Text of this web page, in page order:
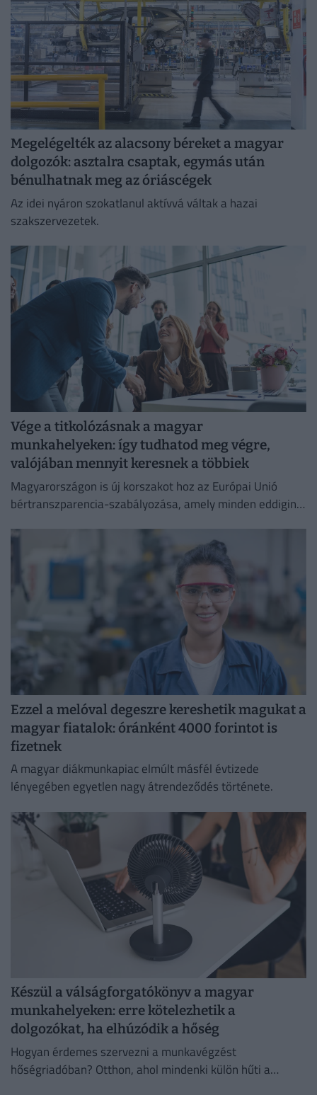
Megelégelték az alacsony béreket a magyar
dolgozók: asztalra csaptak, egymás után
bénulhatnak meg az óriáscégek
Az idei nyáron szokatlanul aktívvá váltak a hazai
szakszervezetek.
Vége a titkolózásnak a magyar
munkahelyeken: így tudhatod meg végre,
valójában mennyit keresnek a többiek
Magyarországon is új korszakot hoz az Európai Unió
bértranszparencia-szabályozása, amely minden eddiginél
Ezzel a melóval degeszre kereshetik magukat a
magyar fiatalok: óránként 4000 forintot is
fizetnek
A magyar diákmunkapiac elmúlt másfél évtizede
lényegében egyetlen nagy átrendeződés története.
Készül a válságforgatókönyv a magyar
munkahelyeken: erre kötelezhetik a
dolgozókat, ha elhúzódik a hőség
Hogyan érdemes szervezni a munkavégzést
hőségriadóban? Otthon, ahol mindenki külön hűti a